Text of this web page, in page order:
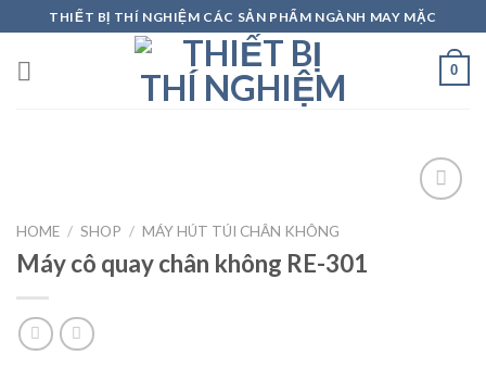
to
content
THIẾT BỊ THÍ NGHIỆM CÁC SẢN PHẨM NGÀNH MAY MẶC
0
HOME / SHOP / MÁY HÚT TÚI CHÂN KHÔNG
Máy cô quay chân không RE-301